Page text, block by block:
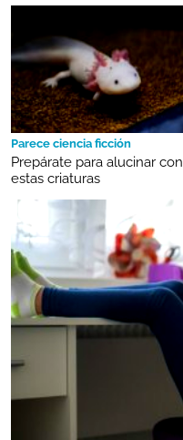
Parece ciencia ficción
Prepárate para alucinar con
estas criaturas